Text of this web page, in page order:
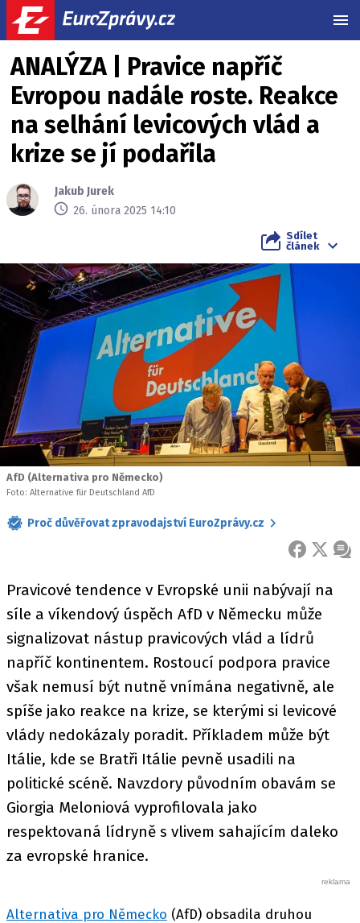
ANALÝZA | Pravice napříč
Evropou nadále roste. Reakce
na selhání levicových vlád a
krize se jí podařila
Jakub Jurek
26. února 2025 14:10
Sdílet
článek
AfD (Alternativa pro Německo)
Foto: Alternative für Deutschland AfD
Proč důvěřovat zpravodajství EuroZprávy.cz
FACEBOOK
X
Pravicové tendence v Evropské unii nabývají na
síle a víkendový úspěch AfD v Německu může
signalizovat nástup pravicových vlád a lídrů
napříč kontinentem. Rostoucí podpora pravice
však nemusí být nutně vnímána negativně, ale
spíše jako reakce na krize, se kterými si levicové
vlády nedokázaly poradit. Příkladem může být
Itálie, kde se Bratři Itálie pevně usadili na
politické scéně. Navzdory původním obavám se
Giorgia Meloniová vyprofilovala jako
respektovaná lídryně s vlivem sahajícím daleko
za evropské hranice.
Alternativa pro Německo (AfD) obsadila druhou